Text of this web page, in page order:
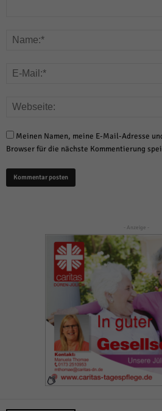
Meinen Namen, meine E-Mail-Adresse
Browser für die nächste Kommentierung
- Anzeige -